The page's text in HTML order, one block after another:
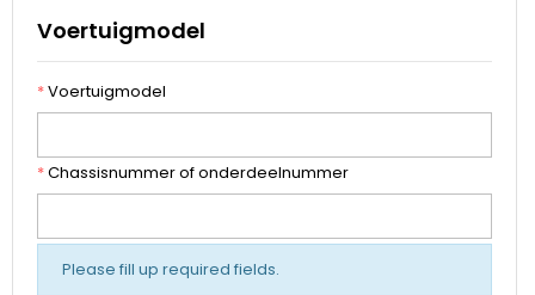
Voertuigmodel
*Voertuigmodel
*Chassisnummer of onderdeelnummer
Please fill up required fields.